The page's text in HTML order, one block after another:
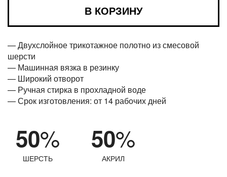
В КОРЗИНУ
— Двухслойное трикотажное полотно из смесовой
шерсти
— Машинная вязка в резинку
— Широкий отворот
— Ручная стирка в прохладной воде
— Срок изготовления: от 14 рабочих дней
50%
ШЕРСТЬ
50%
АКРИЛ